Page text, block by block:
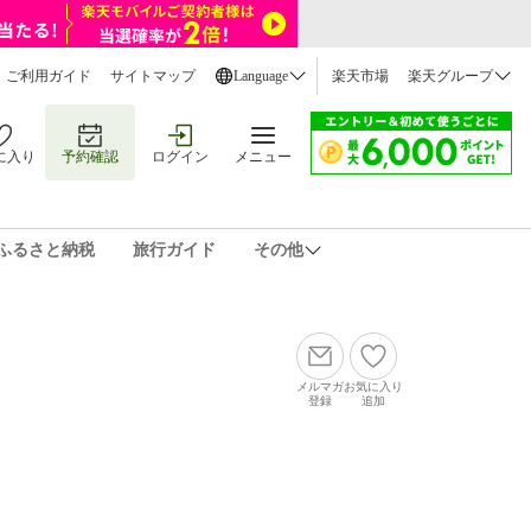
ご利用ガイド サイトマップ Language 楽天市場 楽天グループ
入り 予約確認 ログイン メニュー
るさと納税 旅行ガイド その他
メルマガ
登録
お気に入り
追加